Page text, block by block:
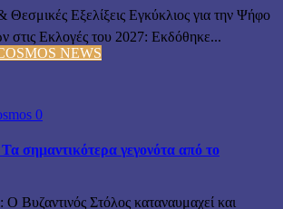
Εξελίξεις Εγκύκλιος για την Ψήφο
στις Εκλογές του 2027: Εκδόθηκε...
NEWS
0
σημαντικότερα γεγονότα από το
Ο Βυζαντινός Στόλος καταναυμαχεί και